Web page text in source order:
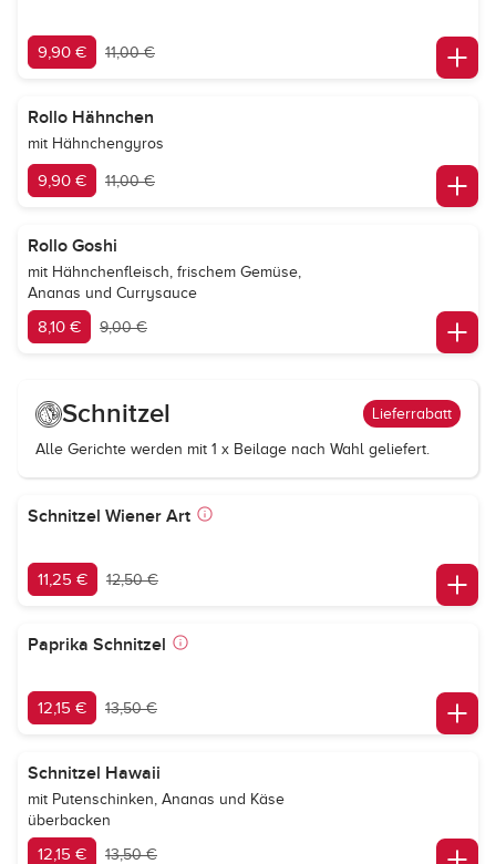
9,90 € 11,00 €
Rollo Hähnchen
mit Hähnchengyros
9,90 € 11,00 €
Rollo Goshi
mit Hähnchenfleisch, frischem Gemüse,
Ananas und Currysauce
8,10 € 9,00 €
Schnitzel Lieferrabatt
Alle Gerichte werden mit 1 x Beilage nach Wahl geliefert.
Schnitzel Wiener Art
11,25 € 12,50 €
Paprika Schnitzel
12,15 € 13,50 €
Schnitzel Hawaii
mit Putenschinken, Ananas und Käse
überbacken
12,15 € 13,50 €